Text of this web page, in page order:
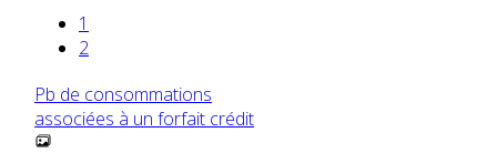
1
2
Pb de consommations
associées à un forfait crédit